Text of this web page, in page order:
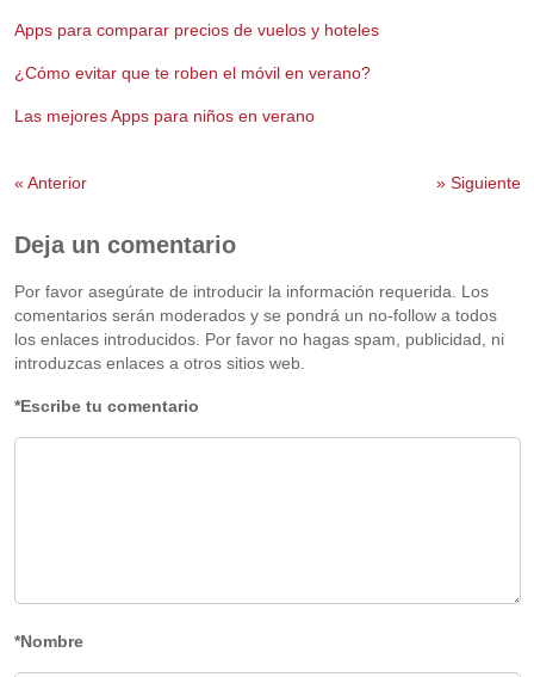
Apps para comparar precios de vuelos y hoteles
¿Cómo evitar que te roben el móvil en verano?
Las mejores Apps para niños en verano
« Anterior »Siguiente
Deja un comentario
Por favor asegúrate de introducir la información requerida. Los
comentarios serán moderados y se pondrá un no-follow a todos
los enlaces introducidos. Por favor no hagas spam, publicidad, ni
introduzcas enlaces a otros sitios web.
*Escribe tu comentario
*Nombre